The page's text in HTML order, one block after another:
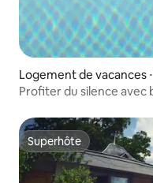
Logement de vacances
Profiter du silence avec
Superhôte
Superhôte